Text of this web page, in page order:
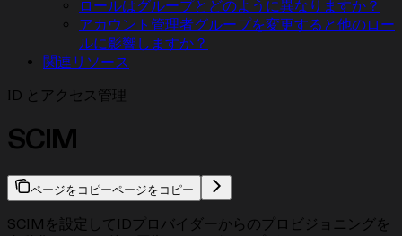
ロールはグループとどのように異なりますか？
アカウント管理者グループを変更すると他のロー
ルに影響しますか？
関連リソース
ID とアクセス管理
SCIM
ページをコピーページをコピー
SCIMを設定してIDプロバイダーからのプロビジョニングを